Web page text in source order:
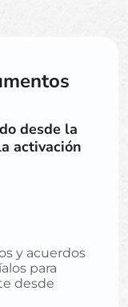
desde la
activación
y acuerdos
para
desde